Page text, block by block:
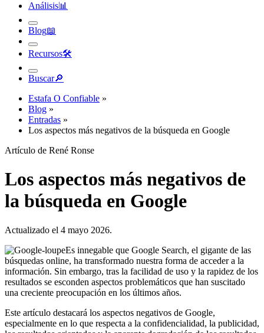
Análisis📊︎
Blog📖︎
Recursos🛠︎
Buscar🔎︎
Estafa O Confiable »
Blog »
Entradas »
Los aspectos más negativos de la búsqueda en Google
Artículo de René Ronse
Los aspectos más negativos de
la búsqueda en Google
Actualizado el 4 mayo 2026.
Es innegable que Google Search, el gigante de las
búsquedas online, ha transformado nuestra forma de acceder a la
información. Sin embargo, tras la facilidad de uso y la rapidez de los
resultados se esconden aspectos problemáticos que han suscitado
una creciente preocupación en los últimos años.
Este artículo destacará los aspectos negativos de Google,
especialmente en lo que respecta a la confidencialidad, la publicidad,